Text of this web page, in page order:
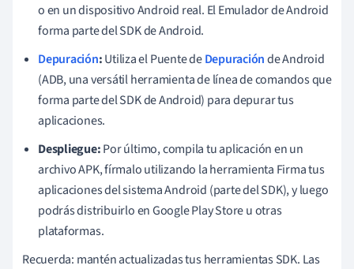
o en un dispositivo Android real. El Emulador de Android
forma parte del SDK de Android.
Depuración:Utiliza el Puente deDepuraciónde Android
(ADB, una versátil herramienta de línea de comandos que
forma parte del SDK de Android) para depurar tus
aplicaciones.
Despliegue:Por último, compila tu aplicación en un
archivo APK, fírmalo utilizando la herramienta Firma tus
aplicaciones del sistema Android (parte del SDK), y luego
podrás distribuirlo en Google Play Store u otras
plataformas.
Recuerda: mantén actualizadas tus herramientas SDK. Las